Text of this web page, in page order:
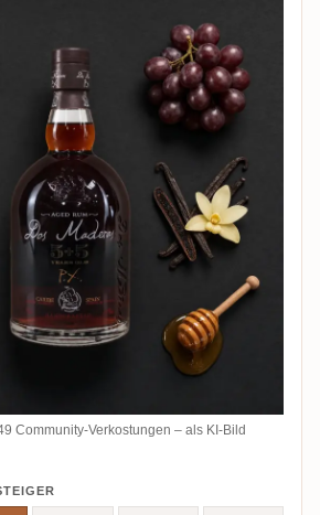
Community-Verkostungen – als KI-Bild